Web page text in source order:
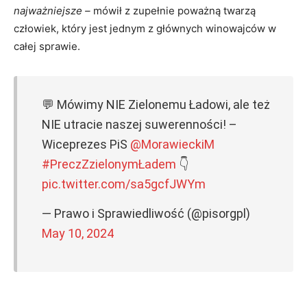
najważniejsze – mówił z zupełnie poważną twarzą
człowiek, który jest jednym z głównych winowajców w
całej sprawie.
💬 Mówimy NIE Zielonemu Ładowi, ale też
NIE utracie naszej suwerenności! –
Wiceprezes PiS @MorawieckiM
#PreczZzielonymŁadem 👇
pic.twitter.com/sa5gcfJWYm
— Prawo i Sprawiedliwość (@pisorgpl)
May 10, 2024